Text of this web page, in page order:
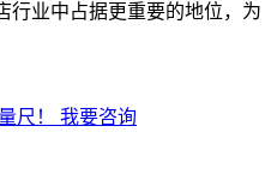
行业中占据更重要的地位，为
尺！ 我要咨询